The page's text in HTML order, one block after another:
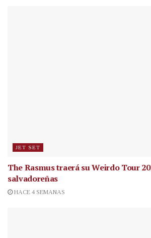
JET SET
The Rasmus traerá su Weirdo Tour
salvadoreñas
HACE 4 SEMANAS